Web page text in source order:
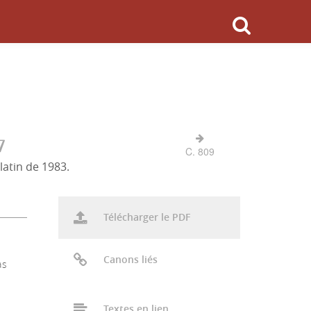
de 1983.
C. 809
Télécharger le PDF
Canons liés